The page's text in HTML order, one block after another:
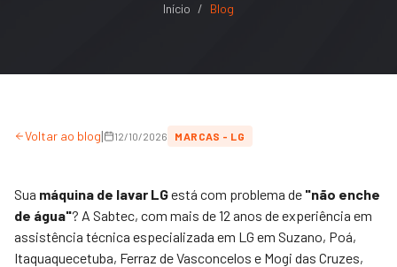
Início / Blog
Voltar ao blog| 12/10/2026 MARCAS - LG
Sua máquina de lavar LGestá com problema de "não enche
de água"? A Sabtec, com mais de 12 anos de experiência em
assistência técnica especializada em LG em Suzano, Poá,
Itaquaquecetuba, Ferraz de Vasconcelos e Mogi das Cruzes,